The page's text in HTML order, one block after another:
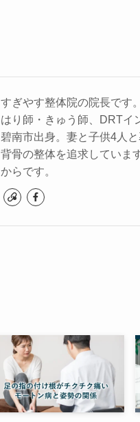
すぎやす整体院の院長です。
はり師・きゅう師、DRTイ
碧南市出身。妻と子供4人と
背骨の整体を追求していま
からです。